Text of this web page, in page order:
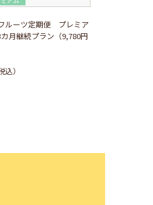
ルーツ定期便 プレミア
月継続プラン（9,780円
）